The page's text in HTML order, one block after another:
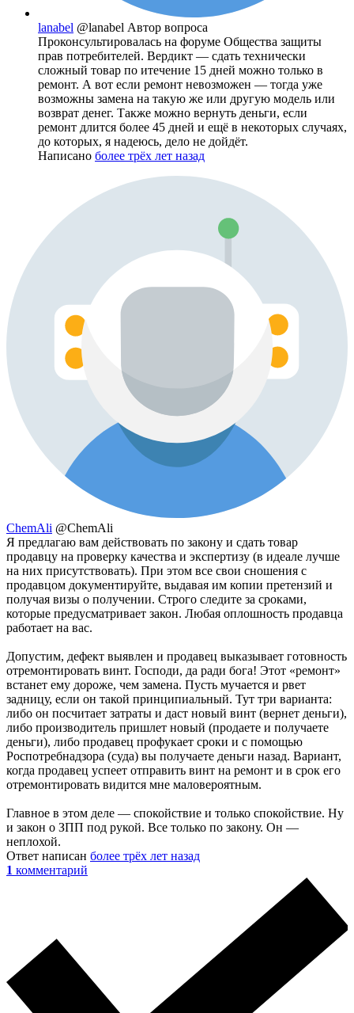
lanabel @lanabel Автор вопроса
Проконсультировалась на форуме Общества защиты
прав потребителей. Вердикт — сдать технически
сложный товар по итечение 15 дней можно только в
ремонт. А вот если ремонт невозможен — тогда уже
возможны замена на такую же или другую модель или
возврат денег. Также можно вернуть деньги, если
ремонт длится более 45 дней и ещё в некоторых случаях,
до которых, я надеюсь, дело не дойдёт.
Написано более трёх лет назад
ChemAli @ChemAli
Я предлагаю вам действовать по закону и сдать товар
продавцу на проверку качества и экспертизу (в идеале лучше
на них присутствовать). При этом все свои сношения с
продавцом документируйте, выдавая им копии претензий и
получая визы о получении. Строго следите за сроками,
которые предусматривает закон. Любая оплошность продавца
работает на вас.
Допустим, дефект выявлен и продавец выказывает готовность
отремонтировать винт. Господи, да ради бога! Этот «ремонт»
встанет ему дороже, чем замена. Пусть мучается и рвет
задницу, если он такой принципиальный. Тут три варианта:
либо он посчитает затраты и даст новый винт (вернет деньги),
либо производитель пришлет новый (продаете и получаете
деньги), либо продавец профукает сроки и с помощью
Роспотребнадзора (суда) вы получаете деньги назад. Вариант,
когда продавец успеет отправить винт на ремонт и в срок его
отремонтировать видится мне маловероятным.
Главное в этом деле — спокойствие и только спокойствие. Ну
и закон о ЗПП под рукой. Все только по закону. Он —
неплохой.
Ответ написан более трёх лет назад
1 комментарий